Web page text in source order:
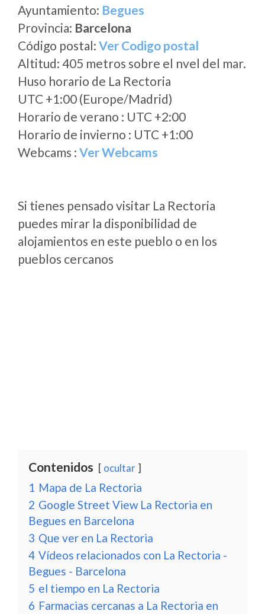
Ayuntamiento: Begues
Provincia: Barcelona
Código postal: Ver Codigo postal
Altitud: 405 metros sobre el nvel del mar.
Huso horario de La Rectoria
UTC +1:00 (Europe/Madrid)
Horario de verano : UTC +2:00
Horario de invierno : UTC +1:00
Webcams : Ver Webcams
Si tienes pensado visitar La Rectoria
puedes mirar la disponibilidad de
alojamientos en este pueblo o en los
pueblos cercanos
Contenidos ocultar
1 Mapa de La Rectoria
2 Google Street View La Rectoria en
Begues en Barcelona
3 Que ver en La Rectoria
4 Vídeos relacionados con La Rectoria -
Begues - Barcelona
5 el tiempo en La Rectoria
6 Farmacias cercanas a La Rectoria en